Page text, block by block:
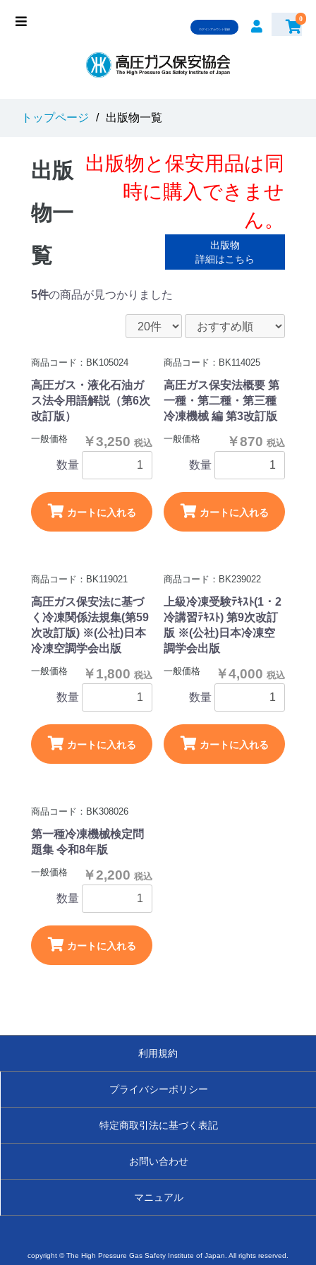
ログインアカウント登録
0
トップページ / 出版物一覧
出版
物一
覧
出版物と保安用品は同
時に購入できませ
ん。
出版物
詳細はこちら
5件の商品が見つかりました
商品コード：BK105024
高圧ガス・液化石油ガ
ス法令用語解説（第6次
改訂版）
一般価格 ￥3,250 税込
数量
カートに入れる
商品コード：BK114025
高圧ガス保安法概要 第
一種・第二種・第三種
冷凍機械 編 第3改訂版
一般価格 ￥870 税込
数量
カートに入れる
商品コード：BK119021
高圧ガス保安法に基づ
く冷凍関係法規集(第59
次改訂版) ※(公社)日本
冷凍空調学会出版
一般価格 ￥1,800 税込
数量
カートに入れる
商品コード：BK239022
上級冷凍受験ﾃｷｽﾄ(1・2
冷講習ﾃｷｽﾄ) 第9次改訂
版 ※(公社)日本冷凍空
調学会出版
一般価格 ￥4,000 税込
数量
カートに入れる
商品コード：BK308026
第一種冷凍機械検定問
題集 令和8年版
一般価格 ￥2,200 税込
数量
カートに入れる
利用規約
プライバシーポリシー
特定商取引法に基づく表記
お問い合わせ
マニュアル
copyright © The High Pressure Gas Safety Institute of Japan. All rights reserved.